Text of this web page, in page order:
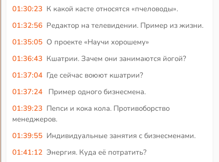
01:30:23 К какой касте относятся «пчеловоды».
01:32:56 Редактор на телевидении. Пример из жизни.
01:35:05 О проекте «Научи хорошему»
01:36:43 Кшатрии. Зачем они занимаются йогой?
01:37:04 Где сейчас воюют кшатрии?
01:37:24
Пример одного бизнесмена.
01:39:23 Пепси и кока кола. Противоборство
менеджеров.
01:39:55 Индивидуальные занятия с бизнесменами.
01:41:12 Энергия. Куда её потратить?